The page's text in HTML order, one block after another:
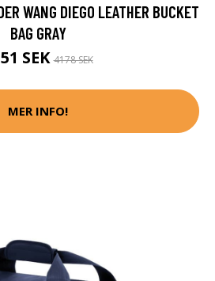
WANG DIEGO LEATHER BUCKET
BAG GRAY
SEK4178 SEK
MER INFO!